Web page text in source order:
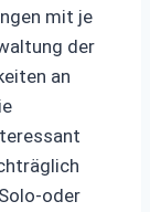
mit je
der
an
oder